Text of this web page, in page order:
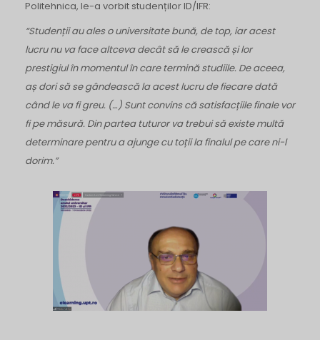
Politehnica, le-a vorbit studenților ID/IFR:
“Studenții au ales o universitate bună, de top, iar acest
lucru nu va face altceva decât să le crească și lor
prestigiul în momentul în care termină studiile. De aceea,
aș dori să se gândească la acest lucru de fiecare dată
când le va fi greu. (…) Sunt convins că satisfacțiile finale vor
fi pe măsură. Din partea tuturor va trebui să existe multă
determinare pentru a ajunge cu toții la finalul pe care ni-l
dorim.”